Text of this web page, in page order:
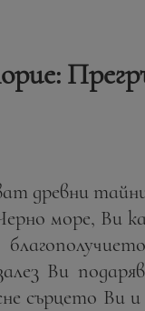
древни
море, Ви
Ви
сърцето Ви